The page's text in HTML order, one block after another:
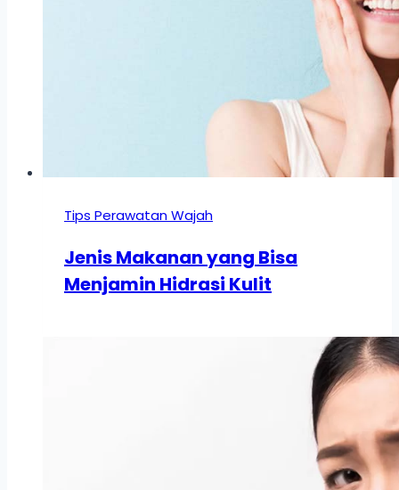
Tips Perawatan Wajah
Jenis Makanan yang Bisa
Menjamin Hidrasi Kulit